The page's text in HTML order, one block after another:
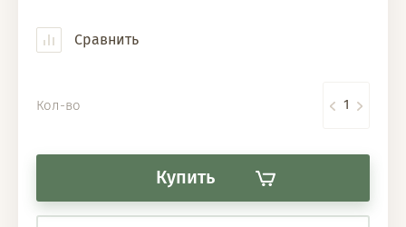
Сравнить
Кол-во
Купить